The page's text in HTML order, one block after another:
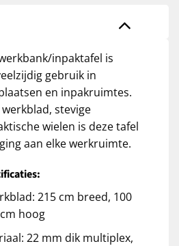
inpaktafel is
gebruik in
en inpakruimtes.
stevige
wielen is deze tafel
aan elke werkruimte.
215 cm breed, 100
hoog
22 mm dik multiplex,